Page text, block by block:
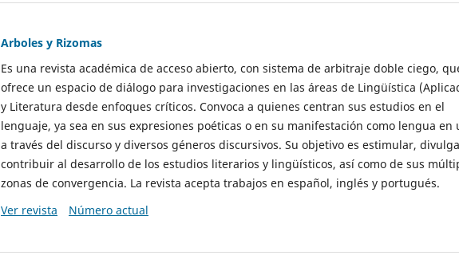
Arboles y Rizomas
Es una revista académica de acceso abierto, con sistema de arbitraje doble ciego,
ofrece un espacio de diálogo para investigaciones en las áreas de Lingüística
y Literatura desde enfoques críticos. Convoca a quienes centran sus estudios en el
lenguaje, ya sea en sus expresiones poéticas o en su manifestación como lengua en
a través del discurso y diversos géneros discursivos. Su objetivo es estimular,
contribuir al desarrollo de los estudios literarios y lingüísticos, así como de sus
zonas de convergencia. La revista acepta trabajos en español, inglés y portugués.
Ver revista
Número actual